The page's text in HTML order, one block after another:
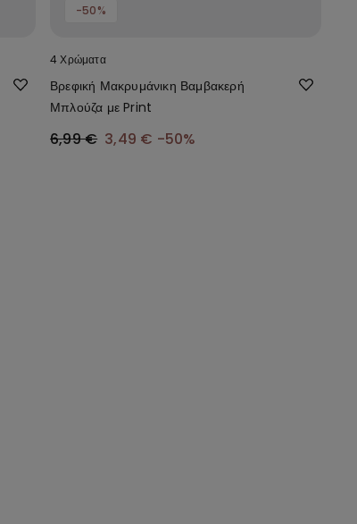
-50%
4 Χρώματα
Βρεφική Μακρυμάνικη Βαμβακερή
Μπλούζα με Print
6,99 € 3,49 € -50%